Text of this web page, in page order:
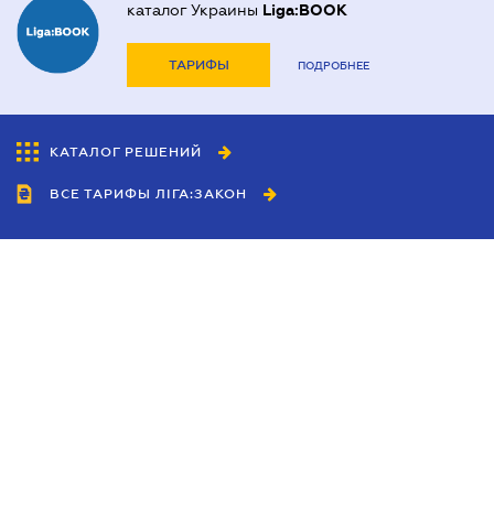
каталог Украины Liga:BOOK
ТАРИФЫ ПОДРОБНЕЕ
КАТАЛОГ РЕШЕНИЙ
ВСЕ ТАРИФЫ ЛІГА:ЗАКОН